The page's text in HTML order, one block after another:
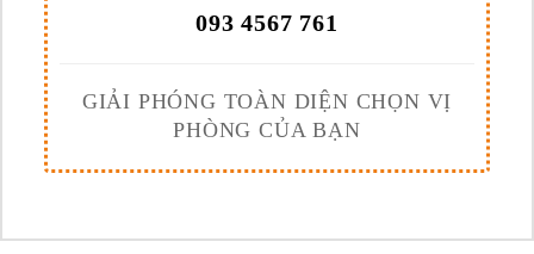
093 4567 761
GIẢI PHÓNG TOÀN DIỆN CHỌN VỊ
PHÒNG CỦA BẠN